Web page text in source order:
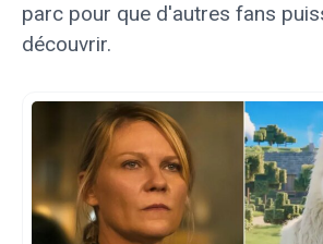
parc pour que d'autres fans
découvrir.